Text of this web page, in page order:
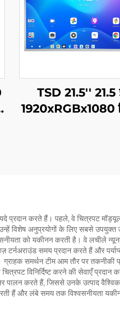
TSD 21.5'' 21.5
1920xRGBx1080
प्रदान करते हैं। पहले, वे चित्रपट
विशेष अनुप्रयोगों के लिए सबसे उपयुक्त
को यकीनन करती है। वे लचीले
टर्नअराउंड समय प्रदान करते हैं और
ग्राहक समर्थन टीम आम तौर पर
विनिर्दिष्ट करने की सेवाएँ प्रदान
पालन करते हैं, जिससे उनके उत्पाद
हैं और लंबे समय तक विश्वसनीयता